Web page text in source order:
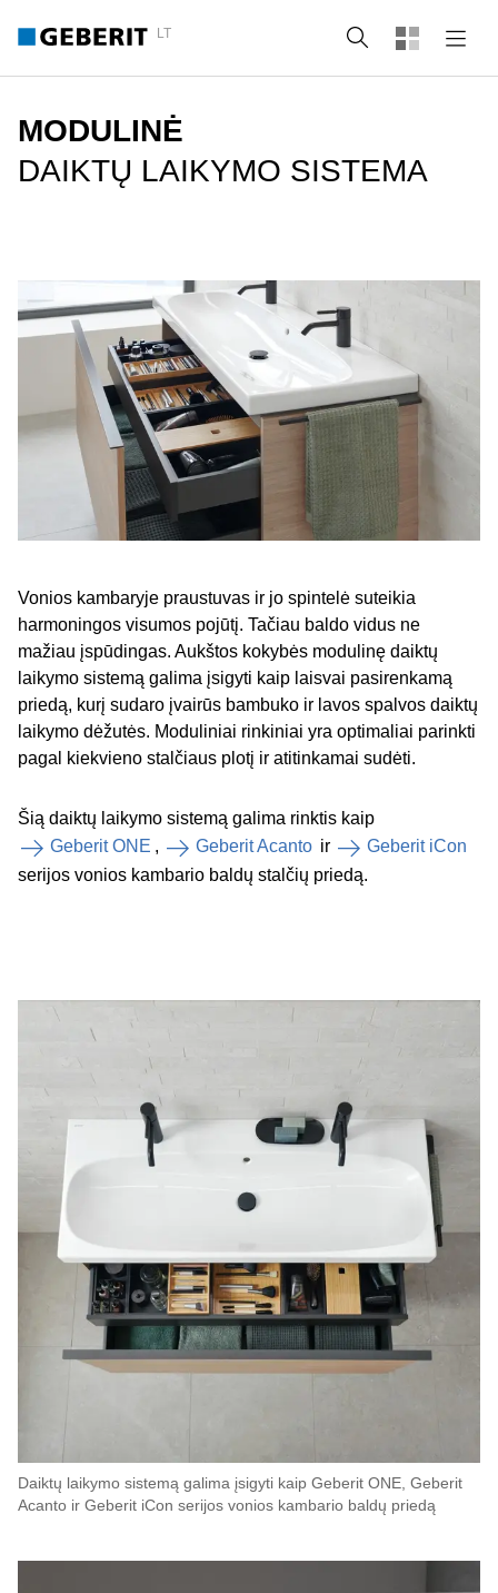
LT Paieška
MODULINĖ
DAIKTŲ LAIKYMO SISTEMA
Vonios kambaryje praustuvas ir jo spintelė suteikia
harmoningos visumos pojūtį. Tačiau baldo vidus ne
mažiau įspūdingas. Aukštos kokybės modulinę daiktų
laikymo sistemą galima įsigyti kaip laisvai pasirenkamą
priedą, kurį sudaro įvairūs bambuko ir lavos spalvos daiktų
laikymo dėžutės. Moduliniai rinkiniai yra optimaliai parinkti
pagal kiekvieno stalčiaus plotį ir atitinkamai sudėti.
Šią daiktų laikymo sistemą galima rinktis kaip
Geberit ONE , Geberit Acanto ir
Geberit iCon
serijos vonios kambario baldų stalčių priedą.
Daiktų laikymo sistemą galima įsigyti kaip Geberit ONE, Geberit
Acanto ir Geberit iCon serijos vonios kambario baldų priedą